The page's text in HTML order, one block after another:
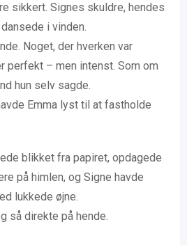
sikkert. Signes skuldre, hendes
i vinden.
Noget, der hverken var
perfekt – men intenst. Som om
hun selv sagde.
Emma lyst til at fastholde
blikket fra papiret, opdagede
på himlen, og Signe havde
lukkede øjne.
så direkte på hende.